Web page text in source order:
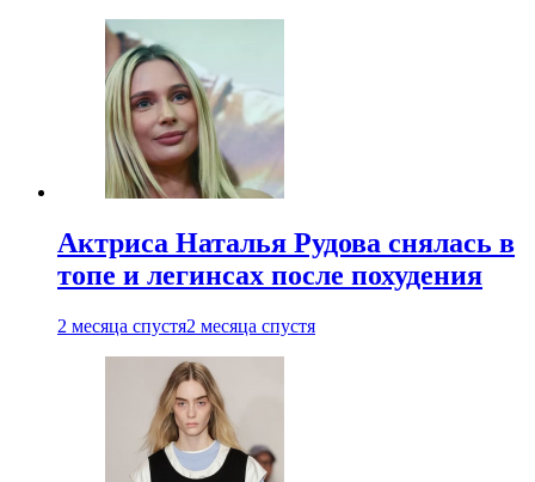
Актриса Наталья Рудова снялась в
топе и легинсах после похудения
2 месяца спустя2 месяца спустя